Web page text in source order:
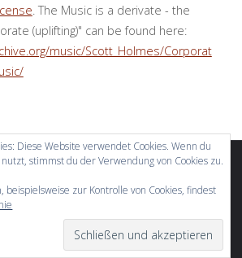
. The Music is a derivate - the
(uplifting)" can be found here:
music/Scott_Holmes/Corporat
Fluida&WordPress.
Diese Website verwendet Cookies. Wenn du
stimmst du der Verwendung von Cookies zu.
beispielsweise zur Kontrolle von Cookies, findest